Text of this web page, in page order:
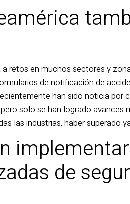
retos en muchos sectores y
de notificación de
han sido noticia por
solo se han logrado avances
las industrias, haber superado
de